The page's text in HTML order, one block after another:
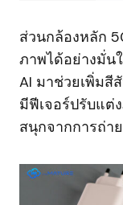
ส่วนกล้องหลัก
ภาพได้อย่างมั่น
AI มาช่วยเพิ่มสี
มีฟีเจอร์ปรับแต่
สนุกจากการถ่า